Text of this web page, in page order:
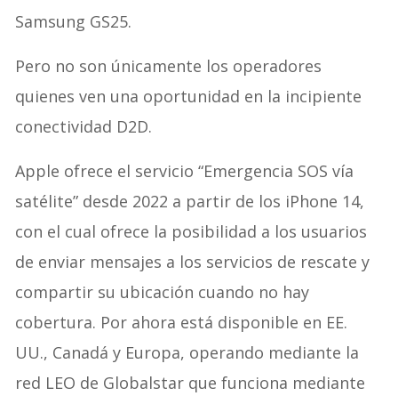
Samsung GS25.
Pero no son únicamente los operadores
quienes ven una oportunidad en la incipiente
conectividad D2D.
Apple ofrece el servicio “Emergencia SOS vía
satélite” desde 2022 a partir de los iPhone 14,
con el cual ofrece la posibilidad a los usuarios
de enviar mensajes a los servicios de rescate y
compartir su ubicación cuando no hay
cobertura. Por ahora está disponible en EE.
UU., Canadá y Europa, operando mediante la
red LEO de Globalstar que funciona mediante